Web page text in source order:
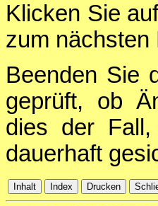
Klicken Sie
zum nächsten
Beenden Sie
geprüft, ob
dies der Fall,
dauerhaft